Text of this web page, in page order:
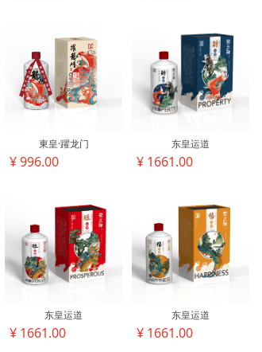
東皇·躍龙门
¥ 996.00
东皇运道
¥ 1661.00
东皇运道
¥ 1661.00
东皇运道
¥ 1661.00